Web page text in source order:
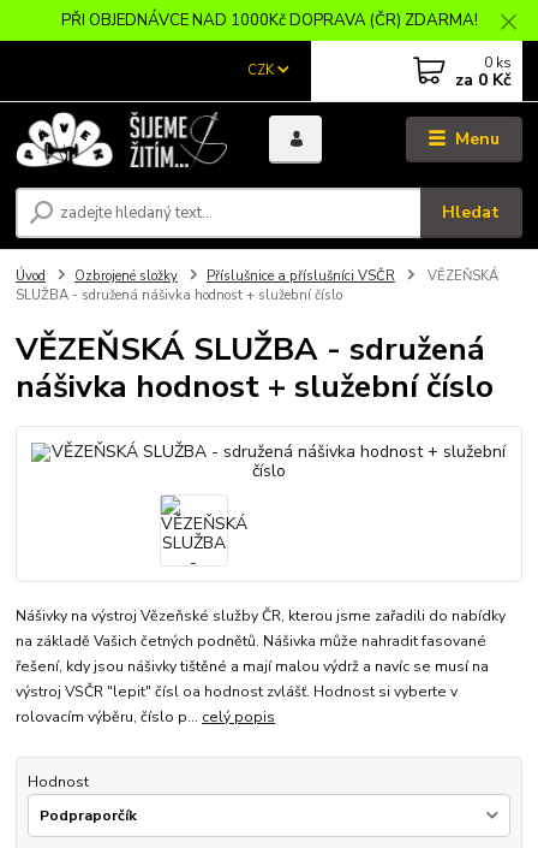
PŘI OBJEDNÁVCE NAD 1000Kč DOPRAVA (ČR) ZDARMA!
Menu
CZK
Hledat
0 ks
za 0 Kč
Úvod Ozbrojené složky Příslušnice a příslušníci VSČR
VĚZEŇSKÁ
SLUŽBA - sdružená nášivka hodnost + služební číslo
VĚZEŇSKÁ SLUŽBA - sdružená
nášivka hodnost + služební číslo
Nášivky na výstroj Vězeňské služby ČR, kterou jsme zařadili do nabídky
na základě Vašich četných podnětů. Nášivka může nahradit fasované
řešení, kdy jsou nášivky tištěné a mají malou výdrž a navíc se musí na
výstroj VSČR "lepit" čísl oa hodnost zvlášť. Hodnost si vyberte v
rolovacím výběru, číslo p... celý popis
Hodnost